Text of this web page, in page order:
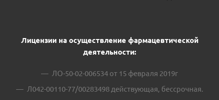
Лицензии на осуществление фармацевтической
деятельности:
ЛО-50-02-006534 от 15 февраля 2019г
Л042-00110-77/00283498 действующая, бессрочная.